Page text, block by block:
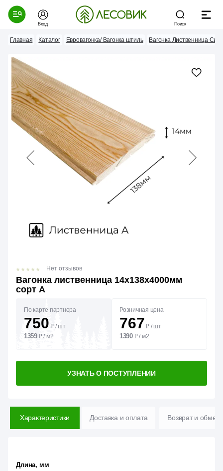
Вход Поиск
Главная Каталог Евровагонка/ Вагонка штиль Вагонка Лиственница
Вагонка лиственница 14х138х4000мм
сорт А
Нет отзывов
По карте партнера
750 ₽ / шт
1359 ₽/ м2
Розничная цена
767 ₽ / шт
1390 ₽/ м2
УЗНАТЬ О ПОСТУПЛЕНИИ
Характеристики Доставка и оплата Возврат и обмен
Длина, мм